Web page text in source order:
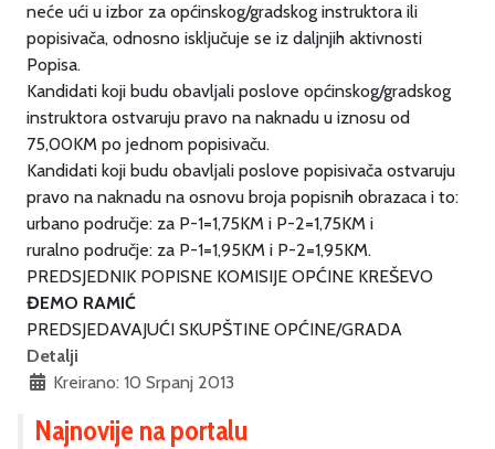
neće ući u izbor za općinskog/gradskog instruktora ili
popisivača, odnosno isključuje se iz daljnjih aktivnosti
Popisa.
Kandidati koji budu obavljali poslove općinskog/gradskog
instruktora ostvaruju pravo na naknadu u iznosu od
75,00KM po jednom popisivaču.
Kandidati koji budu obavljali poslove popisivača ostvaruju
pravo na naknadu na osnovu broja popisnih obrazaca i to:
urbano područje: za P-1=1,75KM i P-2=1,75KM i
ruralno područje: za P-1=1,95KM i P-2=1,95KM.
PREDSJEDNIK POPISNE KOMISIJE OPĆINE KREŠEVO
ĐEMO RAMIĆ
PREDSJEDAVAJUĆI SKUPŠTINE OPĆINE/GRADA
Detalji
Kreirano: 10 Srpanj 2013
Najnovije na portalu